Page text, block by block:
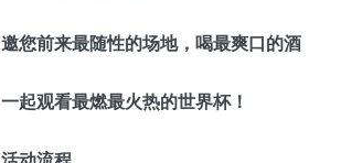
邀您前来最随性的场地，喝最爽口的酒
一起观看最燃最火热的世界杯！